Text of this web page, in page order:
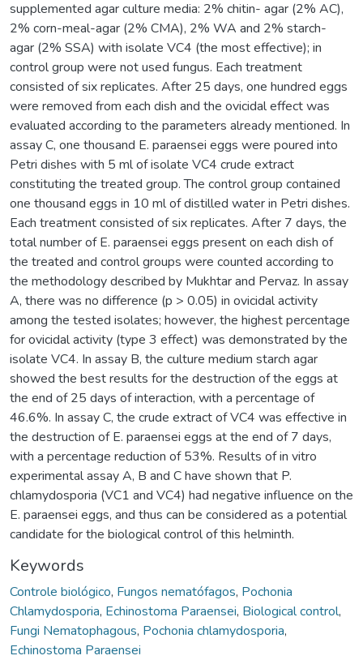
supplemented agar culture media: 2% chitin- agar (2% AC),
2% corn-meal-agar (2% CMA), 2% WA and 2% starch-
agar (2% SSA) with isolate VC4 (the most effective); in
control group were not used fungus. Each treatment
consisted of six replicates. After 25 days, one hundred eggs
were removed from each dish and the ovicidal effect was
evaluated according to the parameters already mentioned. In
assay C, one thousand E. paraensei eggs were poured into
Petri dishes with 5 ml of isolate VC4 crude extract
constituting the treated group. The control group contained
one thousand eggs in 10 ml of distilled water in Petri dishes.
Each treatment consisted of six replicates. After 7 days, the
total number of E. paraensei eggs present on each dish of
the treated and control groups were counted according to
the methodology described by Mukhtar and Pervaz. In assay
A, there was no difference (p > 0.05) in ovicidal activity
among the tested isolates; however, the highest percentage
for ovicidal activity (type 3 effect) was demonstrated by the
isolate VC4. In assay B, the culture medium starch agar
showed the best results for the destruction of the eggs at
the end of 25 days of interaction, with a percentage of
46.6%. In assay C, the crude extract of VC4 was effective in
the destruction of E. paraensei eggs at the end of 7 days,
with a percentage reduction of 53%. Results of in vitro
experimental assay A, B and C have shown that P.
chlamydosporia (VC1 and VC4) had negative influence on the
E. paraensei eggs, and thus can be considered as a potential
candidate for the biological control of this helminth.
Keywords
Controle biológico, Fungos nematófagos, Pochonia
Chlamydosporia, Echinostoma Paraensei, Biological control,
Fungi Nematophagous, Pochonia chlamydosporia,
Echinostoma Paraensei